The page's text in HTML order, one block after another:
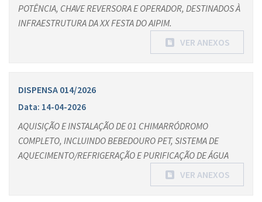
POTÊNCIA, CHAVE REVERSORA E OPERADOR, DESTINADOS À
INFRAESTRUTURA DA XX FESTA DO AIPIM.
VER ANEXOS
DISPENSA 014/2026
Data: 14-04-2026
AQUISIÇÃO E INSTALAÇÃO DE 01 CHIMARRÓDROMO
COMPLETO, INCLUINDO BEBEDOURO PET, SISTEMA DE
AQUECIMENTO/REFRIGERAÇÃO E PURIFICAÇÃO DE ÁGUA
VER ANEXOS